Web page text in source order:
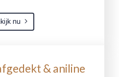
nu
& aniline